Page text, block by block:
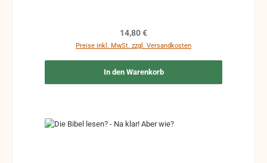
Regulärer Preis:
14,80 €
Preise inkl. MwSt. zzgl. Versandkosten
In den Warenkorb